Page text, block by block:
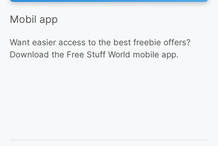
Mobil app
Want easier access to the best freebie offers?
Download the Free Stuff World mobile app.